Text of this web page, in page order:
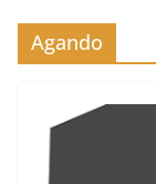
Agando